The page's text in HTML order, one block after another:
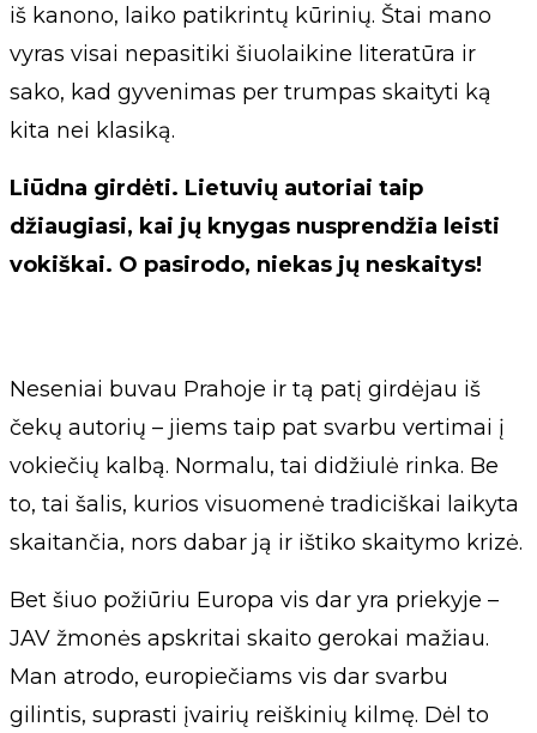
iš kanono, laiko patikrintų kūrinių. Štai mano
vyras visai nepasitiki šiuolaikine literatūra ir
sako, kad gyvenimas per trumpas skaityti ką
kita nei klasiką.
Liūdna girdėti. Lietuvių autoriai taip
džiaugiasi, kai jų knygas nusprendžia leisti
vokiškai. O pasirodo, niekas jų neskaitys!
Neseniai buvau Prahoje ir tą patį girdėjau iš
čekų autorių – jiems taip pat svarbu vertimai į
vokiečių kalbą. Normalu, tai didžiulė rinka. Be
to, tai šalis, kurios visuomenė tradiciškai laikyta
skaitančia, nors dabar ją ir ištiko skaitymo krizė.
Bet šiuo požiūriu Europa vis dar yra priekyje –
JAV žmonės apskritai skaito gerokai mažiau.
Man atrodo, europiečiams vis dar svarbu
gilintis, suprasti įvairių reiškinių kilmę. Dėl to